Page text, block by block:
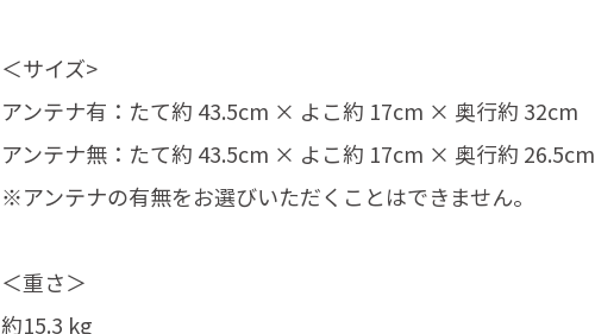
＜サイズ>
アンテナ有：たて約 43.5cm × よこ約 17cm × 奥行約 32cm
アンテナ無：たて約 43.5cm × よこ約 17cm × 奥行約 26.5cm
※アンテナの有無をお選びいただくことはできません。
＜重さ＞
約15.3 kg